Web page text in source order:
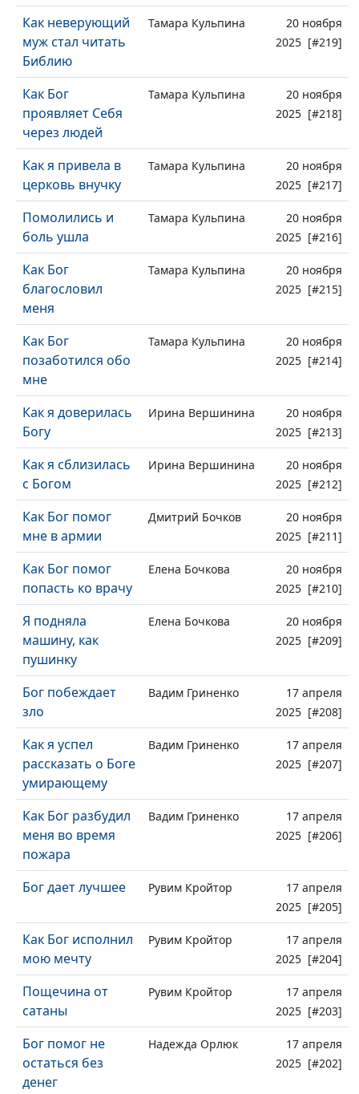
Как неверующий
муж стал читать
Библию
Тамара Кульпина
20 ноября
2025 [#219]
Как Бог
проявляет Себя
через людей
Тамара Кульпина
20 ноября
2025 [#218]
Как я привела в
церковь внучку
Тамара Кульпина
20 ноября
2025 [#217]
Помолились и
боль ушла
Тамара Кульпина
20 ноября
2025 [#216]
Как Бог
благословил
меня
Тамара Кульпина
20 ноября
2025 [#215]
Как Бог
позаботился обо
мне
Тамара Кульпина
20 ноября
2025 [#214]
Как я доверилась
Богу
Ирина Вершинина
20 ноября
2025 [#213]
Как я сблизилась
с Богом
Ирина Вершинина
20 ноября
2025 [#212]
Как Бог помог
мне в армии
Дмитрий Бочков
20 ноября
2025 [#211]
Как Бог помог
попасть ко врачу
Елена Бочкова
20 ноября
2025 [#210]
Я подняла
машину, как
пушинку
Елена Бочкова
20 ноября
2025 [#209]
Бог побеждает
зло
Вадим Гриненко
17 апреля
2025 [#208]
Как я успел
рассказать о Боге
умирающему
Вадим Гриненко
17 апреля
2025 [#207]
Как Бог разбудил
меня во время
пожара
Вадим Гриненко
17 апреля
2025 [#206]
Бог дает лучшее Рувим Кройтор
17 апреля
2025 [#205]
Как Бог исполнил
мою мечту
Рувим Кройтор
17 апреля
2025 [#204]
Пощечина от
сатаны
Рувим Кройтор
17 апреля
2025 [#203]
Бог помог не
остаться без
денег
Надежда Орлюк
17 апреля
2025 [#202]